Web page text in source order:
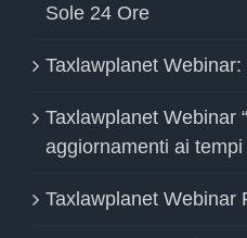
Sole 24 Ore
Taxlawplanet
Taxlawplanet Webinar
aggiornamenti ai tempi
Taxlawplanet Webinar